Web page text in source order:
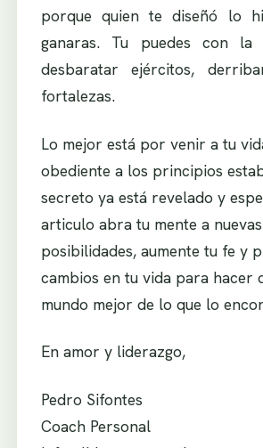
porque quien te diseñó lo
ganaras. Tu puedes con la
desbaratar ejércitos,
fortalezas.
Lo mejor está por venir a tu
obediente a los principios
secreto ya está revelado y
articulo abra tu mente a nuevas
posibilidades, aumente tu fe y
cambios en tu vida para hacer
mundo mejor de lo que lo
En amor y liderazgo,
Pedro Sifontes
Coach Personal